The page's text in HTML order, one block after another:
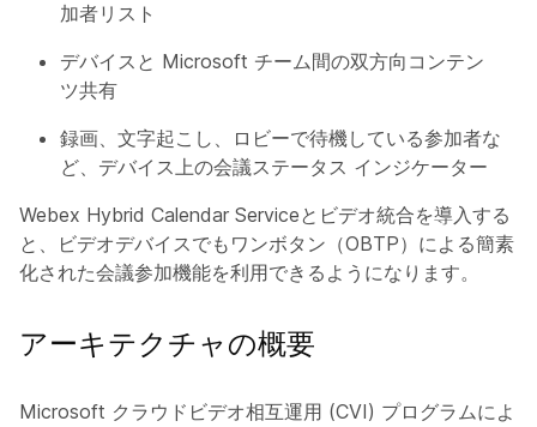
加者リスト
デバイスと Microsoft チーム間の双方向コンテン
ツ共有
録画、文字起こし、ロビーで待機している参加者な
ど、デバイス上の会議ステータス インジケーター
Webex Hybrid Calendar Serviceとビデオ統合を導入する
と、ビデオデバイスでもワンボタン（OBTP）による簡素
化された会議参加機能を利用できるようになります。
アーキテクチャの概要
Microsoft クラウドビデオ相互運用 (CVI) プログラムによ